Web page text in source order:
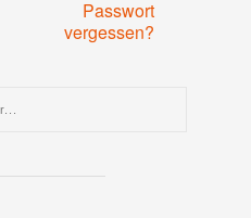
Passwort
vergessen?